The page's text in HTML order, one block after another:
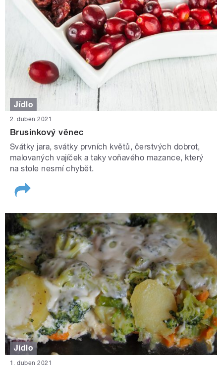
Jídlo
2. duben 2021
Brusinkový věnec
Svátky jara, svátky prvních květů, čerstvých dobrot,
malovaných vajíček a taky voňavého mazance, který
na stole nesmí chybět.
Jídlo
1. duben 2021